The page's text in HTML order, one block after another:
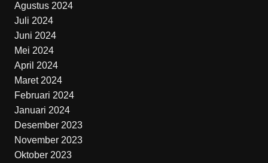
Agustus 2024
Juli 2024
Juni 2024
Mei 2024
April 2024
Maret 2024
Februari 2024
Januari 2024
Desember 2023
November 2023
Oktober 2023